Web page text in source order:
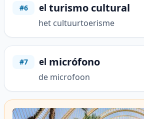
#6 el turismo cultural
het cultuurtoerisme
#7 el micrófono
de microfoon